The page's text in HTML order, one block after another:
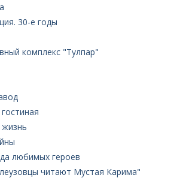
30-е годы
комплекс "Тулпар"
жизнь
любимых героев
читают Мустая Карима"